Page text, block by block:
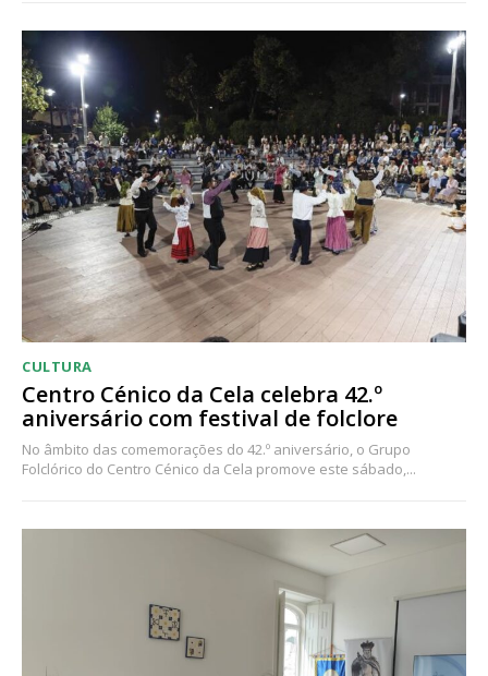
CULTURA
Centro Cénico da Cela celebra 42.º
aniversário com festival de folclore
No âmbito das comemorações do 42.º aniversário, o Grupo
Folclórico do Centro Cénico da Cela promove este sábado,...